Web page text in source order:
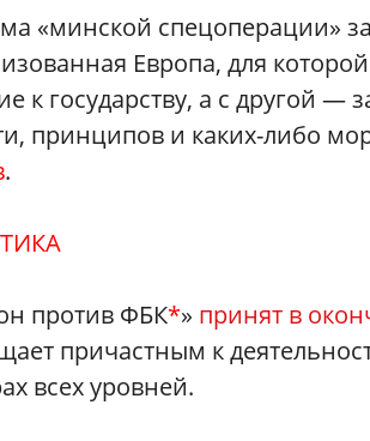
«минской спецоперации»
Европа, для
к государству, а с другой —
принципов и каких-либо
.
против ФБК*» принят в
причастным к
всех уровней.